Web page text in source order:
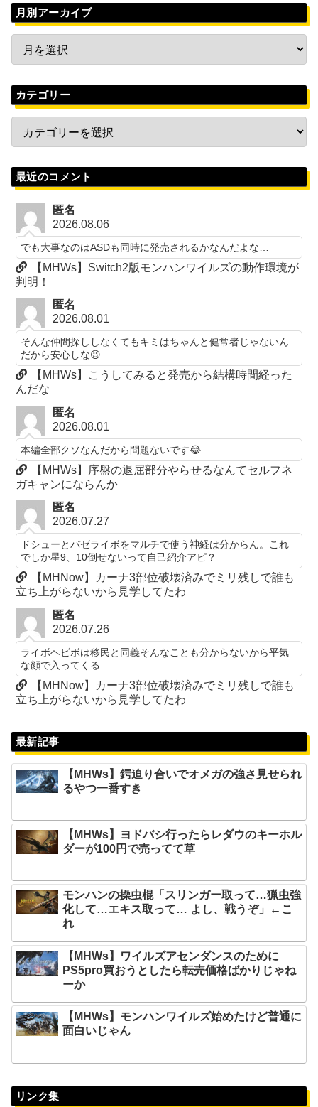
月別アーカイブ
カテゴリー
最近のコメント
匿名
2026.08.06
でも大事なのはASDも同時に発売されるかなんだよな…
【MHWs】Switch2版モンハンワイルズの動作環境が
判明！
匿名
2026.08.01
そんな仲間探ししなくてもキミはちゃんと健常者じゃないん
だから安心しな😉
【MHWs】こうしてみると発売から結構時間経った
んだな
匿名
2026.08.01
本編全部クソなんだから問題ないです😂
【MHWs】序盤の退屈部分やらせるなんてセルフネ
ガキャンにならんか
匿名
2026.07.27
ドシューとバゼライボをマルチで使う神経は分からん。これ
でしか星9、10倒せないって自己紹介アピ？
【MHNow】カーナ3部位破壊済みでミリ残しで誰も
立ち上がらないから見学してたわ
匿名
2026.07.26
ライボヘビボは移民と同義そんなことも分からないから平気
な顔で入ってくる
【MHNow】カーナ3部位破壊済みでミリ残しで誰も
立ち上がらないから見学してたわ
最新記事
【MHWs】鍔迫り合いでオメガの強さ見せられ
るやつ一番すき
【MHWs】ヨドバシ行ったらレダウのキーホル
ダーが100円で売ってて草
モンハンの操虫棍「スリンガー取って…猟虫強
化して…エキス取って… よし、戦うぞ」←こ
れ
【MHWs】ワイルズアセンダンスのために
PS5pro買おうとしたら転売価格ばかりじゃね
ーか
【MHWs】モンハンワイルズ始めたけど普通に
面白いじゃん
リンク集